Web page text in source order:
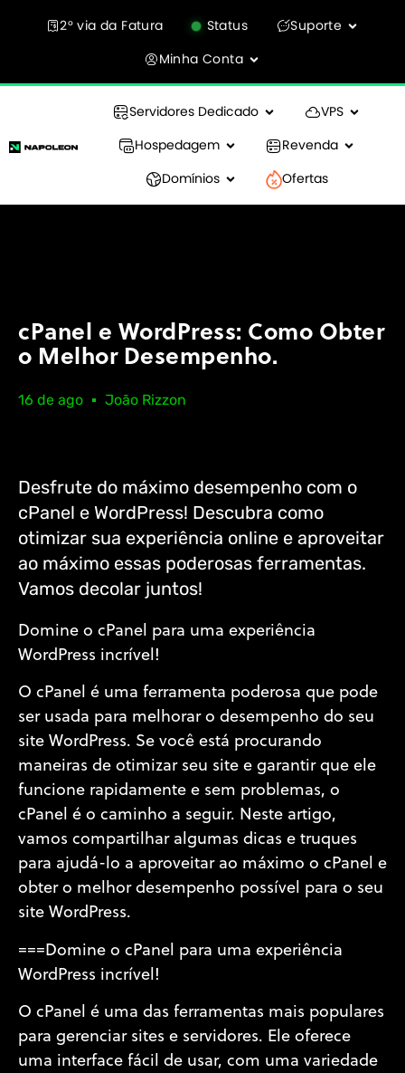
2° via da Fatura Status
Suporte
Minha Conta
Servidores Dedicado
VPS
Hospedagem
Revenda
Domínios
Ofertas
cPanel e WordPress: Como Obter
o Melhor Desempenho.
16 de ago João Rizzon
Desfrute do máximo desempenho com o
cPanel e WordPress! Descubra como
otimizar sua experiência online e aproveitar
ao máximo essas poderosas ferramentas.
Vamos decolar juntos!
Domine o cPanel para uma experiência
WordPress incrível!
O cPanel é uma ferramenta poderosa que pode
ser usada para melhorar o desempenho do seu
site WordPress. Se você está procurando
maneiras de otimizar seu site e garantir que ele
funcione rapidamente e sem problemas, o
cPanel é o caminho a seguir. Neste artigo,
vamos compartilhar algumas dicas e truques
para ajudá-lo a aproveitar ao máximo o cPanel e
obter o melhor desempenho possível para o seu
site WordPress.
===Domine o cPanel para uma experiência
WordPress incrível!
O cPanel é uma das ferramentas mais populares
para gerenciar sites e servidores. Ele oferece
uma interface fácil de usar, com uma variedade